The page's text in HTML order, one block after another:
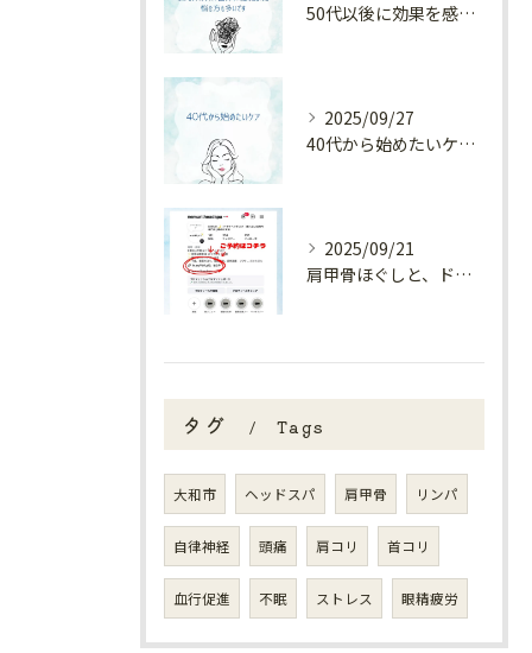
50代以後に効果を感じやすいケア🌿
2025/09/27
40代から始めたいケア✨
2025/09/21
肩甲骨ほぐしと、ドライヘッドスパの相性🌿
タグ Tags
大和市 ヘッドスパ 肩甲骨 リンパ
自律神経 頭痛 肩コリ 首コリ
血行促進 不眠 ストレス 眼精疲労